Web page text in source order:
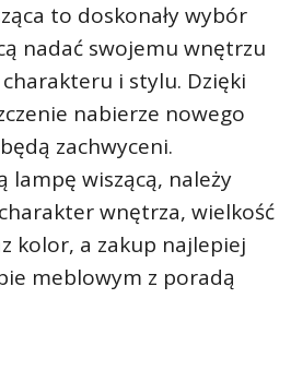
to doskonały wybór
nadać swojemu wnętrzu
i stylu. Dzięki
nabierze nowego
zachwyceni.
lampę wiszącą, należy
wnętrza, wielkość
kolor, a zakup najlepiej
meblowym z poradą